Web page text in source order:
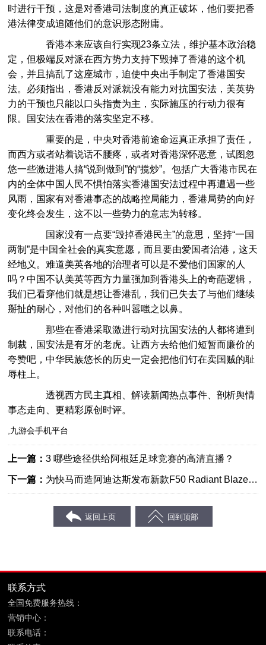
时进行干预，这是对香港司法制度的真正破坏，他们要把香
港法律变成追随他们的意识形态附庸。
香港本来应该自行实现23条立法，维护基本政治稳
定，但极端反对派在西方势力支持下毁掉了香港的这个机
会，并且搞乱了这座城市，迫使中央出手制定了香港国安
法。必须指出，香港反对派就没有能力对抗国安法，美英势
力的干预也只能以口头指责为主，实际施压的行动力很有
限。国安法在香港的落实坚定不移。
重要的是，中央对香港前途命运真正承担了责任，
而西方或者站着说话不腰疼，或者对香港深怀恶意，试图忽
悠一些激进港人搞“说到做到”的“揽炒”。包括广大香港市民在
内的全体中国人民不惧怕落实香港国安法过程中再遭遇一些
风雨，国家有对香港事态的战略控局能力，香港局势的向好
变化终会发生，这不以一些势力的意志为转移。
国家没有一点要“毁掉香港民主”的意思，坚持“一国
两制”是中国全社会的真实意愿，而且要由爱国者治港，这天
经地义。难道美英各地的治理者可以是不爱他们国家的人
吗？中国不认美英等西方力量强加到香港头上的奇葩逻辑，
我们已看穿他们就是想让香港乱，我们已失去了与他们继续
掰扯的耐心，对他们的各种叫嚣嗤之以鼻。
那些在香港采取激进行动对抗国安法的人都将遭到
制裁，国安法是有牙的老虎。让西方去给他们短暂而廉价的
夸赞吧，中华民族悠长的历史一定会把他们钉在卖国贼的耻
辱柱上。
透视西方民主真相、解读新闻热点事件、剖析舆情
事态走向、更精彩原创时评。
,九游会手机平台
上一篇：3 哪些途径供给阿根廷足球竞赛的高清直播？
下一篇： 为快马而造阿迪达斯发布新款F50 Radiant Blaze霓
虹流光足球鞋套装
联系方式
全国免费服务热线：
营销中心：
联系电话：